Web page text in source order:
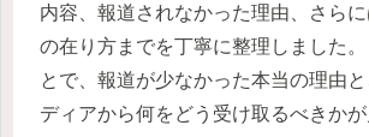
内容、報道されなかった理由、さら
の在り方までを丁寧に整理しました。
とで、報道が少なかった本当の理由
ディアから何をどう受け取るべきかが